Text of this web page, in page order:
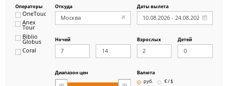
Операторы
OneTouch&Travel
Anex
Tour
Biblio
Globus
Coral
Откуда Даты вылета
Ночей Взрослых Детей
Диапазон цен
Валюта
руб.
€ / $